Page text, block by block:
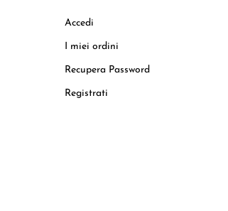
Accedi
I miei ordini
Recupera Password
Registrati